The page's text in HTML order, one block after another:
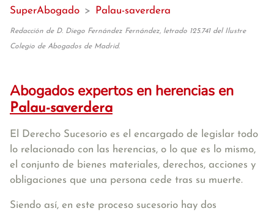
SuperAbogado > Palau-saverdera
Redacción de D. Diego Fernández Fernández, letrado 125.741 del Ilustre
Colegio de Abogados de Madrid.
Abogados expertos en herencias en
Palau-saverdera
El Derecho Sucesorio es el encargado de legislar todo
lo relacionado con las herencias, o lo que es lo mismo,
el conjunto de bienes materiales, derechos, acciones y
obligaciones que una persona cede tras su muerte.
Siendo así, en este proceso sucesorio hay dos